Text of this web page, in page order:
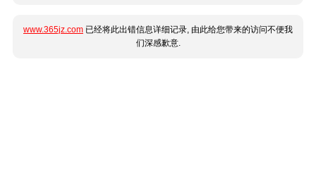
www.365jz.com 已经将此出错信息详细记录, 由此给您带来的访问不便我
们深感歉意.